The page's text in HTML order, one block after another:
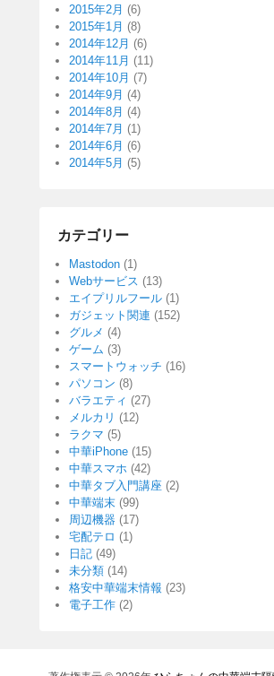
2015年2月 (6)
2015年1月 (8)
2014年12月 (6)
2014年11月 (11)
2014年10月 (7)
2014年9月 (4)
2014年8月 (4)
2014年7月 (1)
2014年6月 (6)
2014年5月 (5)
カテゴリー
Mastodon (1)
Webサービス (13)
エイプリルフール (1)
ガジェット関連 (152)
グルメ (4)
ゲーム (3)
スマートウォッチ (16)
パソコン (8)
バラエティ (27)
メルカリ (12)
ラクマ (5)
中華iPhone (15)
中華スマホ (42)
中華タブ入門講座 (2)
中華端末 (99)
周辺機器 (17)
宅配テロ (1)
日記 (49)
未分類 (14)
格安中華端末情報 (23)
電子工作 (2)